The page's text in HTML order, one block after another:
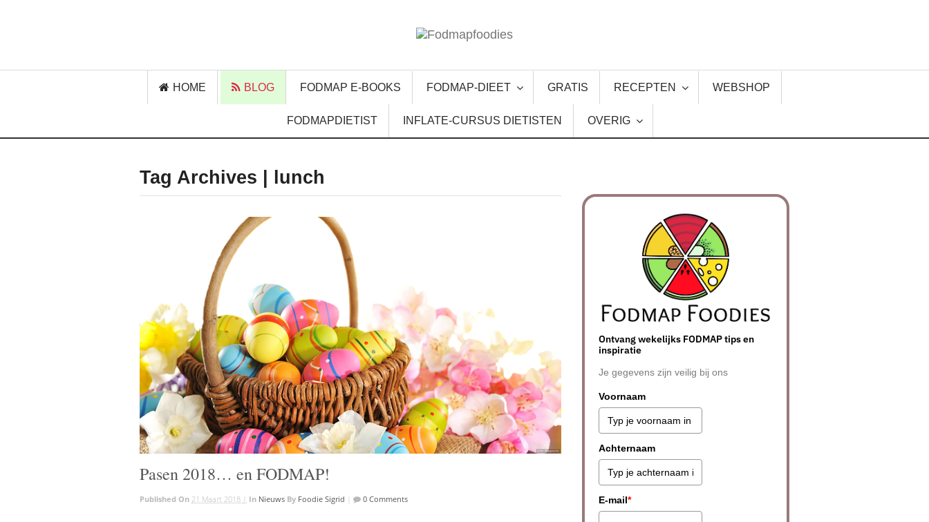
HOME BLOG FODMAP E-BOOKS FODMAP-DIEET GRATIS RECEPTEN WEBSHOP
FODMAPDIETIST INFLATE-CURSUS DIETISTEN OVERIG
Tag Archives | lunch
Pasen 2018… en FODMAP!
Published On 21 Maart 2018 | In Nieuws By Foodie Sigrid 0 Comments
Ontvang wekelijks FODMAP tips en
inspiratie
Je gegevens zijn veilig bij ons
Voornaam
Achternaam
E-mail*